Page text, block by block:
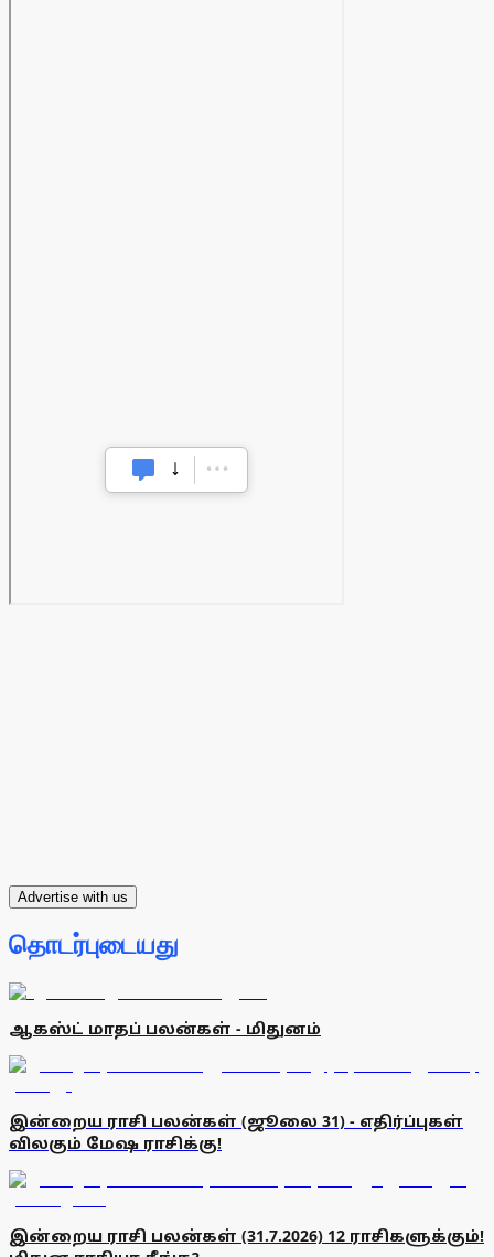
Advertise with us
தொடர்புடையது
ஆகஸ்ட் மாதப் பலன்கள் - மிதுனம்
இன்றைய ராசி பலன்கள் (ஜூலை 31) - எதிர்ப்புகள்
விலகும் மேஷ ராசிக்கு!
இன்றைய ராசி பலன்கள் (31.7.2026) 12 ராசிகளுக்கும்!